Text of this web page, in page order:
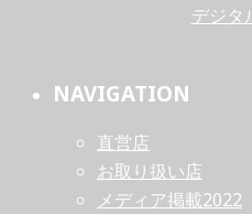
デジタ
NAVIGATION
直営店
お取り扱い店
メディア掲載2022